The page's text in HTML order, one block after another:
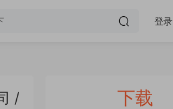
登录
/
下载